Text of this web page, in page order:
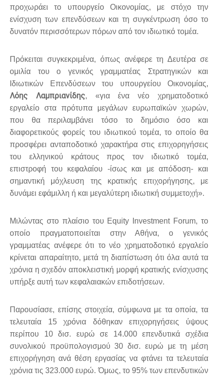
προχωράει το υπουργείο Οικονομίας, με στόχο την
ενίσχυση των επενδύσεων και τη συγκέντρωση όσο το
δυνατόν περισσότερων πόρων από τον ιδιωτικό τομέα.
Πρόκειται συγκεκριμένα, όπως ανέφερε τη Δευτέρα σε
ομιλία του ο γενικός γραμματέας Στρατηγικών και
Ιδιωτικών Επενδύσεων του υπουργείου Οικονομίας,
Λόης Λαμπριανίδης, «για ένα νέο χρηματοδοτικό
εργαλείο στα πρότυπα μεγάλων ευρωπαϊκών χωρών,
που θα περιλαμβάνει τόσο το δημόσιο όσο και
διαφορετικούς φορείς του ιδιωτικού τομέα, το οποίο θα
προσφέρει ανταποδοτικό χαρακτήρα στις επιχορηγήσεις
του ελληνικού κράτους προς τον ιδιωτικό τομέα,
επιστροφή του κεφαλαίου -ίσως και με απόδοση- και
σημαντική μόχλευση της κρατικής επιχορήγησης, με
δυνάμει εφάμιλλη ή και μεγαλύτερη ιδιωτική συμμετοχή».
Μιλώντας στο πλαίσιο του Equity Investment Forum, το
οποίο πραγματοποιείται στην Αθήνα, ο γενικός
γραμματέας ανέφερε ότι το νέο χρηματοδοτικό εργαλείο
κρίνεται απαραίτητο, μετά τη διαπίστωση ότι όλα αυτά τα
χρόνια η σχεδόν αποκλειστική μορφή κρατικής ενίσχυσης
υπήρξε αυτή των κεφαλαιακών επιδοτήσεων.
Παρουσίασε, επίσης στοιχεία, σύμφωνα με τα οποία, τα
τελευταία 15 χρόνια δόθηκαν επιχορηγήσεις ύψους
περίπου 10 δισ. ευρώ σε 14.000 επενδυτικά σχέδια
συνολικού προϋπολογισμού 30 δισ. ευρώ με τη μέση
επιχορήγηση ανά θέση εργασίας να φτάνει τα τελευταία
χρόνια τις 323.000 ευρώ. Όμως, το 95% των επενδυτικών